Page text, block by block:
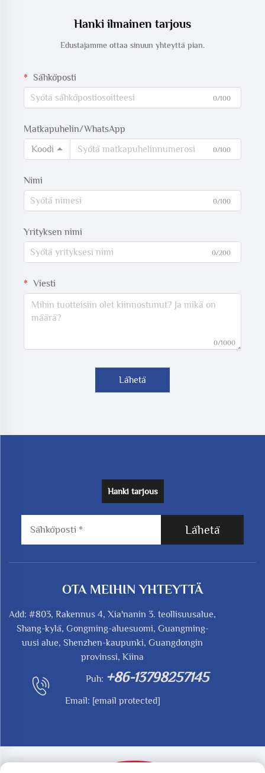
Hanki ilmainen tarjous
Edustajamme ottaa sinuun yhteyttä pian.
Sähköposti
0/100
Matkapuhelin/WhatsApp
Koodi
0/100
Nimi
0/100
Yrityksen nimi
0/200
Viesti
0/1000
Lähetä
Hanki tarjous
Lähetä
OTA MEIHIN YHTEYTTÄ
Add: #803, Rakennus 4, Xia'nanin 3. teollisuusalue,
Shang-kylä, Gongming-aluesuomi, Guangming-
uusi alue, Shenzhen-kaupunki, Guangdongin
provinssi, Kiina
Puh: +86-13798257145
Email: [email protected]